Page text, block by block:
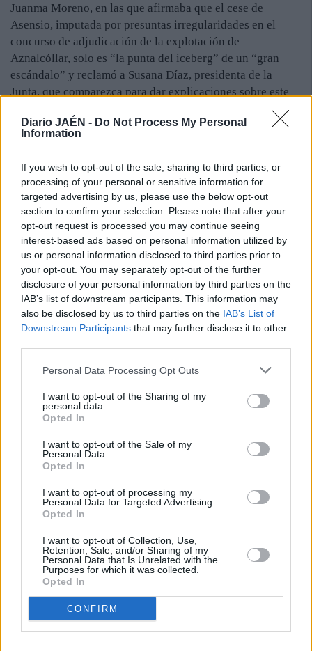
Diario JAÉN - Do Not Process My Personal
Information
If you wish to opt-out of the sale, sharing to third parties, or
processing of your personal or sensitive information for
targeted advertising by us, please use the below opt-out
section to confirm your selection. Please note that after your
opt-out request is processed you may continue seeing
interest-based ads based on personal information utilized by
us or personal information disclosed to third parties prior to
your opt-out. You may separately opt-out of the further
disclosure of your personal information by third parties on the
IAB’s list of downstream participants. This information may
also be disclosed by us to third parties on the IAB’s List of
Downstream Participants that may further disclose it to other
Personal Data Processing Opt Outs
I want to opt-out of the Sharing of my
personal data.
Opted In
I want to opt-out of the Sale of my
Personal Data.
Opted In
I want to opt-out of processing my
Personal Data for Targeted Advertising.
Opted In
I want to opt-out of Collection, Use,
Retention, Sale, and/or Sharing of my
Personal Data that Is Unrelated with the
Purposes for which it was collected.
Opted In
CONFIRM
Juanma Moreno, en las que afirmaba que el cese de
Asensio, imputada por presuntas irregularidades en el
concurso de adjudicación de la explotación de
Aznalcóllar, solo es “la punta del iceberg” de un “gran
escándalo” y reclamó a Susana Díaz, presidenta de la
Junta, que comparezca para dar explicaciones sobre este
caso en cuanto se incorpore de su permiso de maternidad.
Moreno también dijo que el cese deja “clarísimo como el
agua” que la actuación de la Junta en la adjudicación no
lamentó que “sigue sin saberse la verdad” sobre el
concurso de adjudicación de la explotación minera y
matizó que a su juicio la Junta tiene “mucho que contar”
sobre este concurso que “se hizo de forma precipitada, en
campaña electoral y con un objetivo electoral”, y sobre el
que “la información nos dice que estamos ante la punta del
iceberg de un gran escándalo de corrupción”, concluyó
Moreno, presidente del partido.